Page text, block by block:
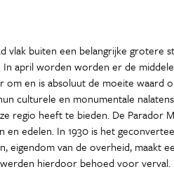
vlak buiten een belangrijke grotere
april worden worden er de
en is absoluut de moeite waard
culturele en monumentale
regio heeft te bieden. De Parador
en edelen. In 1930 is het
eigendom van de overheid, maakt
hierdoor behoed voor verval.